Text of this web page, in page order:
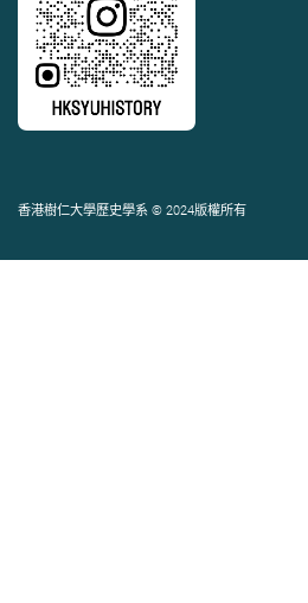
香港樹仁大學歷史學系 © 2024版權所有